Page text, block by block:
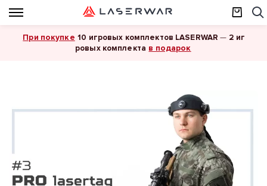
При покупке 10 игровых комплектов LASERWAR — 2 иг
ровых комплекта в подарок